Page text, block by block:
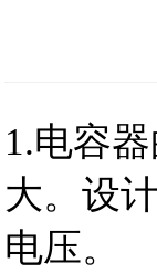
1.电容
大。设
电压。